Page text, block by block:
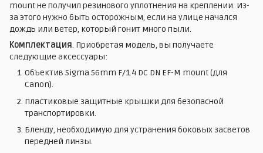
mount не получил резинового уплотнения на креплении. Из-
за этого нужно быть осторожным, если на улице начался
дождь или ветер, который гонит много пыли.
Комплектация. Приобретая модель, вы получаете
следующие аксессуары:
Объектив Sigma 56mm F/1.4 DC DN EF-M mount (для
Canon).
Пластиковые защитные крышки для безопасной
транспортировки.
Бленду, необходимую для устранения боковых засветов
передней линзы.